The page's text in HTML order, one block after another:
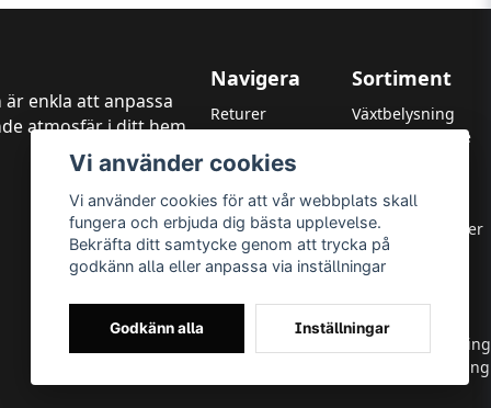
enkla att anpassa
atmosfär i ditt hem,
Navigera
Returer
Kundtjänst
Garanti
Om oss
Integritetspolicy
Leverans & Returer
Allmänna villkor
Sortiment
Växtbelysning
LED Strålkastare
LED Downlights
LED Takarmaturer
Tillbehör
OUTLED
LED-ljuskällor
Utomhusbelysning
Inomhusbelysning
Vi använder cookies
Vi använder cookies för att vår webbplats skall
fungera och erbjuda dig bästa upplevelse.
Bekräfta ditt samtycke genom att trycka på
godkänn alla eller anpassa via inställningar
Godkänn alla Inställningar